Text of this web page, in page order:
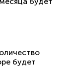
будет